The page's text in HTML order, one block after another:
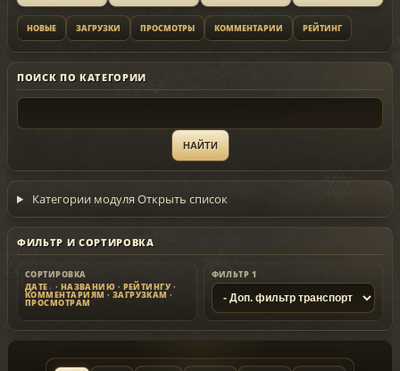
НОВЫЕ ЗАГРУЗКИ ПРОСМОТРЫ КОММЕНТАРИИ РЕЙТИНГ
ПОИСК ПО КАТЕГОРИИ
Категории модуля Открыть список
ФИЛЬТР И СОРТИРОВКА
СОРТИРОВКА
ДАТЕ
· НАЗВАНИЮ · РЕЙТИНГУ ·
КОММЕНТАРИЯМ · ЗАГРУЗКАМ ·
ПРОСМОТРАМ
ФИЛЬТР 1